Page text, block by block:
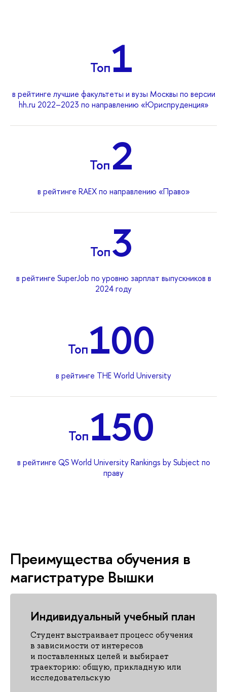
Топ1
в рейтинге лучшие факультеты и вузы Москвы по версии
hh.ru 2022–2023 по направлению «Юриспруденция»
Топ2
в рейтинге RAEX по направлению «Право»
Топ3
в рейтинге SuperJob по уровню зарплат выпускников в
2024 году
Топ100
в рейтинге THE World University
Топ150
в рейтинге QS World University Rankings by Subject по
праву
Преимущества обучения в
магистратуре Вышки
Индивидуальный учебный план
Студент выстраивает процесс обучения
в зависимости от интересов
и поставленных целей и выбирает
траекторию: общую, прикладную или
исследовательскую